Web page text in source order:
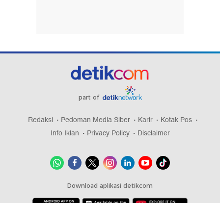
part of
Redaksi Pedoman Media Siber Karir
Kotak Pos
Info Iklan
Privacy Policy Disclaimer
Download aplikasi detikcom